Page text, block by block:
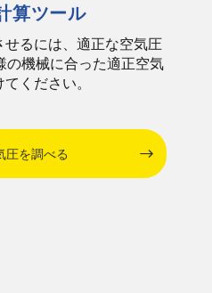
算ツール
るには、適正な空気圧
の機械に合った適正空気
ください。
圧を調べる